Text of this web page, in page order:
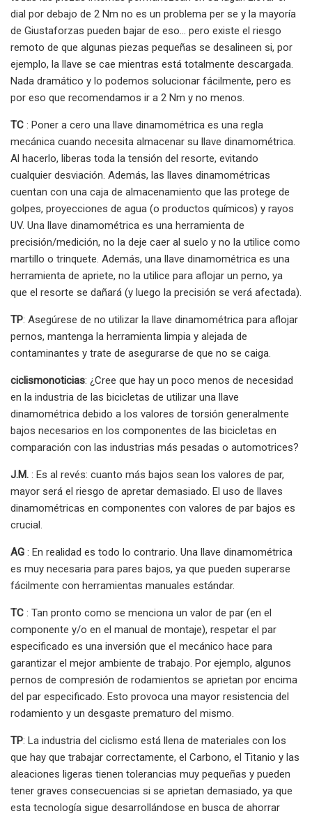
dial por debajo de 2 Nm no es un problema per se y la mayoría
de Giustaforzas pueden bajar de eso... pero existe el riesgo
remoto de que algunas piezas pequeñas se desalineen si, por
ejemplo, la llave se cae mientras está totalmente descargada.
Nada dramático y lo podemos solucionar fácilmente, pero es
por eso que recomendamos ir a 2 Nm y no menos.
TC : Poner a cero una llave dinamométrica es una regla
mecánica cuando necesita almacenar su llave dinamométrica.
Al hacerlo, liberas toda la tensión del resorte, evitando
cualquier desviación. Además, las llaves dinamométricas
cuentan con una caja de almacenamiento que las protege de
golpes, proyecciones de agua (o productos químicos) y rayos
UV. Una llave dinamométrica es una herramienta de
precisión/medición, no la deje caer al suelo y no la utilice como
martillo o trinquete. Además, una llave dinamométrica es una
herramienta de apriete, no la utilice para aflojar un perno, ya
que el resorte se dañará (y luego la precisión se verá afectada).
TP: Asegúrese de no utilizar la llave dinamométrica para aflojar
pernos, mantenga la herramienta limpia y alejada de
contaminantes y trate de asegurarse de que no se caiga.
ciclismonoticias: ¿Cree que hay un poco menos de necesidad
en la industria de las bicicletas de utilizar una llave
dinamométrica debido a los valores de torsión generalmente
bajos necesarios en los componentes de las bicicletas en
comparación con las industrias más pesadas o automotrices?
J.M. : Es al revés: cuanto más bajos sean los valores de par,
mayor será el riesgo de apretar demasiado. El uso de llaves
dinamométricas en componentes con valores de par bajos es
crucial.
AG : En realidad es todo lo contrario. Una llave dinamométrica
es muy necesaria para pares bajos, ya que pueden superarse
fácilmente con herramientas manuales estándar.
TC : Tan pronto como se menciona un valor de par (en el
componente y/o en el manual de montaje), respetar el par
especificado es una inversión que el mecánico hace para
garantizar el mejor ambiente de trabajo. Por ejemplo, algunos
pernos de compresión de rodamientos se aprietan por encima
del par especificado. Esto provoca una mayor resistencia del
rodamiento y un desgaste prematuro del mismo.
TP: La industria del ciclismo está llena de materiales con los
que hay que trabajar correctamente, el Carbono, el Titanio y las
aleaciones ligeras tienen tolerancias muy pequeñas y pueden
tener graves consecuencias si se aprietan demasiado, ya que
esta tecnología sigue desarrollándose en busca de ahorrar